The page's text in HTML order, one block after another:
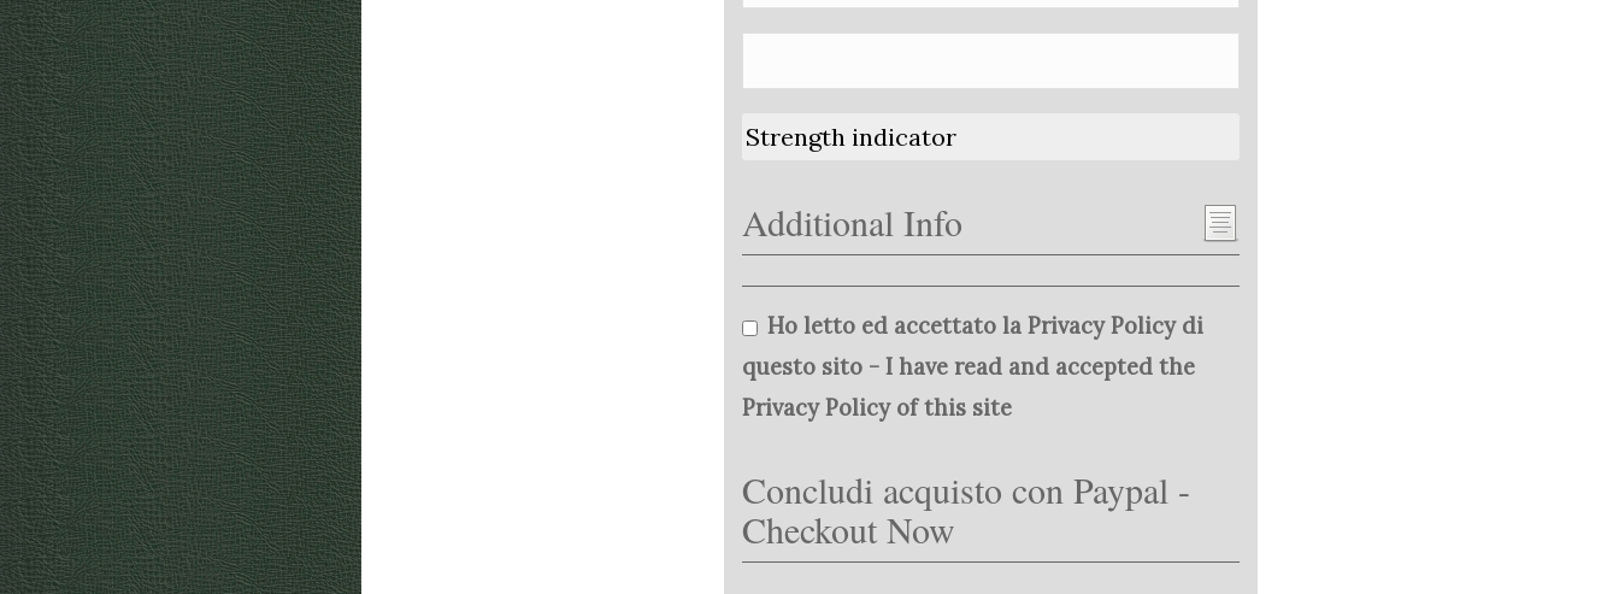
Strength indicator
Additional Info
Ho letto ed accettato la Privacy Policy di
questo sito - I have read and accepted the
Privacy Policy of this site
Concludi acquisto con Paypal -
Checkout Now